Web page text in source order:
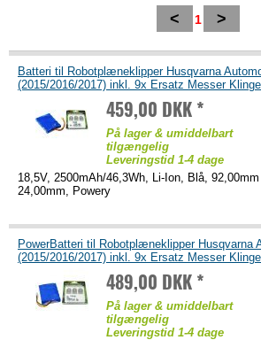
< 1 >
Batteri til Robotplæneklipper Husqvarna
(2015/2016/2017) inkl. 9x Ersatz Messer
459,00 DKK *
På lager & umiddelbart
tilgængelig
Leveringstid 1-4 dage
18,5V, 2500mAh/46,3Wh, Li-Ion, Blå,
24,00mm, Powery
PowerBatteri til Robotplæneklipper Husqvarna
(2015/2016/2017) inkl. 9x Ersatz Messer
489,00 DKK *
På lager & umiddelbart
tilgængelig
Leveringstid 1-4 dage